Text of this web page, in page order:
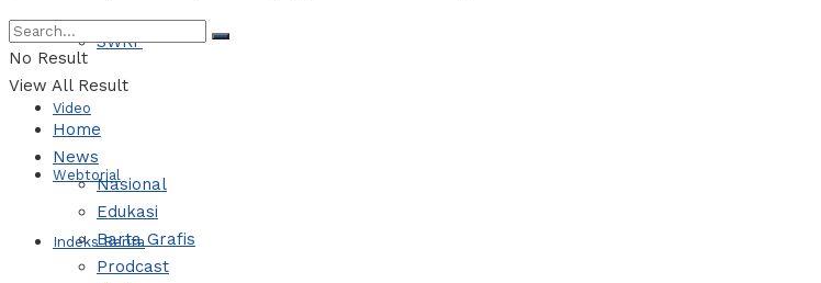
SWRF
Video
Webtorial
Indeks Berita
No Result
View All Result
Home
News
Nasional
Edukasi
Barta Grafis
Prodcast